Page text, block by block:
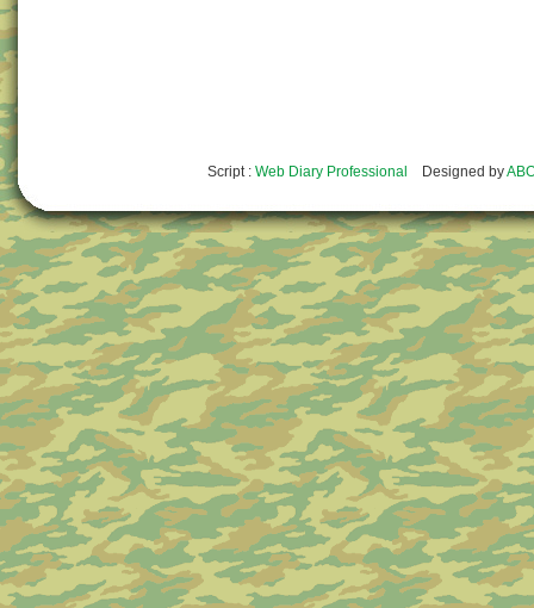
Script : Web Diary Professional Designed by